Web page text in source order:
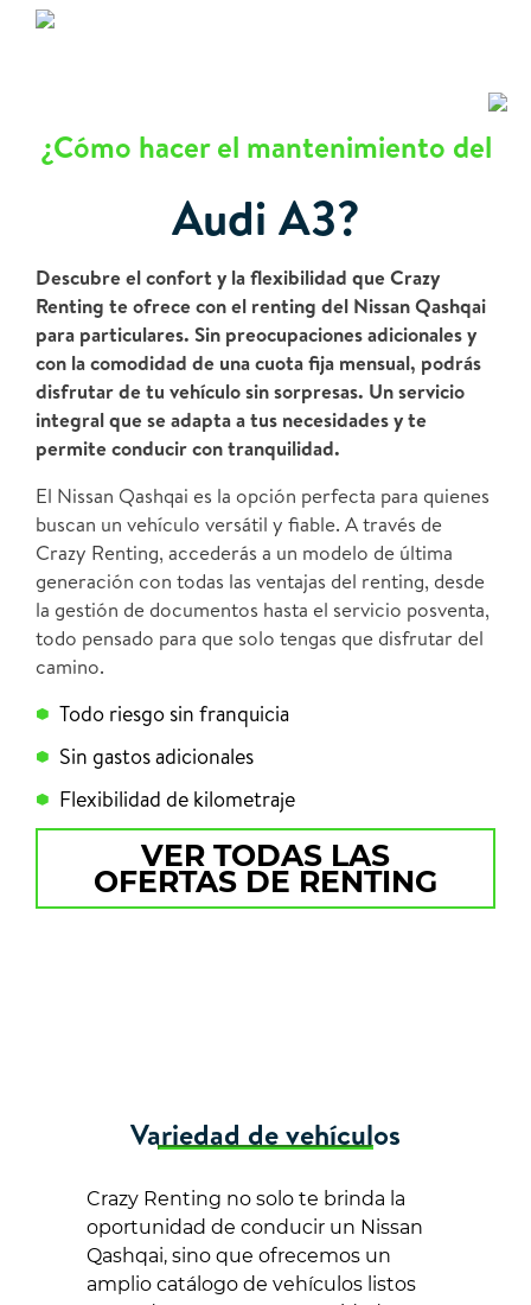
¿Cómo hacer el mantenimiento del
Audi A3?
Descubre el confort y la flexibilidad que Crazy
Renting te ofrece con el renting del Nissan Qashqai
para particulares. Sin preocupaciones adicionales y
con la comodidad de una cuota fija mensual, podrás
disfrutar de tu vehículo sin sorpresas. Un servicio
integral que se adapta a tus necesidades y te
permite conducir con tranquilidad.
El Nissan Qashqai es la opción perfecta para quienes
buscan un vehículo versátil y fiable. A través de
Crazy Renting, accederás a un modelo de última
generación con todas las ventajas del renting, desde
la gestión de documentos hasta el servicio posventa,
todo pensado para que solo tengas que disfrutar del
camino.
Todo riesgo sin franquicia
Sin gastos adicionales
Flexibilidad de kilometraje
VER TODAS LAS
OFERTAS DE RENTING
Variedad de vehículos
Crazy Renting no solo te brinda la
oportunidad de conducir un Nissan
Qashqai, sino que ofrecemos un
amplio catálogo de vehículos listos